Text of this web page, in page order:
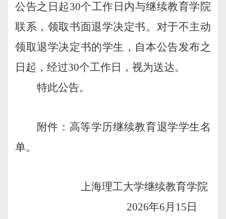
公告之日起30个工作日内与继续教育学院
联系，领取书面退学决定书。对于不主动
领取退学决定书的学生，自本公告发布之
日起，经过30个工作日，视为送达。
特此公告。
附件：高等学历继续教育退学学生名
单。
上海理工大学继续教育学院
2026年6月 15 日